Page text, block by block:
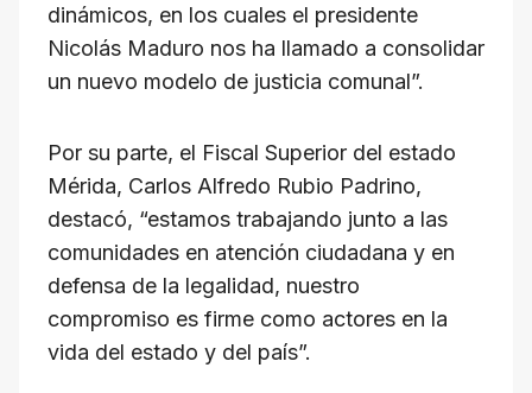
dinámicos, en los cuales el presidente
Nicolás Maduro nos ha llamado a consolidar
un nuevo modelo de justicia comunal”.
Por su parte, el Fiscal Superior del estado
Mérida, Carlos Alfredo Rubio Padrino,
destacó, “estamos trabajando junto a las
comunidades en atención ciudadana y en
defensa de la legalidad, nuestro
compromiso es firme como actores en la
vida del estado y del país”.